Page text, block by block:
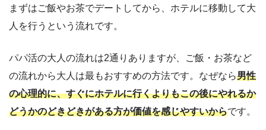
まずはご飯やお茶でデートしてから、ホテルに移動して大
人を行うという流れです。
パパ活の大人の流れは2通りありますが、ご飯・お茶など
の流れから大人は最もおすすめの方法です。なぜなら男性
の心理的に、すぐにホテルに行くよりもこの後にやれるか
どうかのどきどきがある方が価値を感じやすいからです。